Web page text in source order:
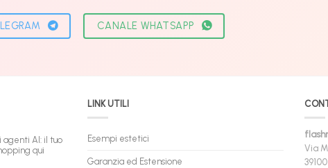
CANALE WHATSAPP
AI: il tuo
qui
LINK UTILI
Esempi estetici
Garanzia ed Estensione
Via